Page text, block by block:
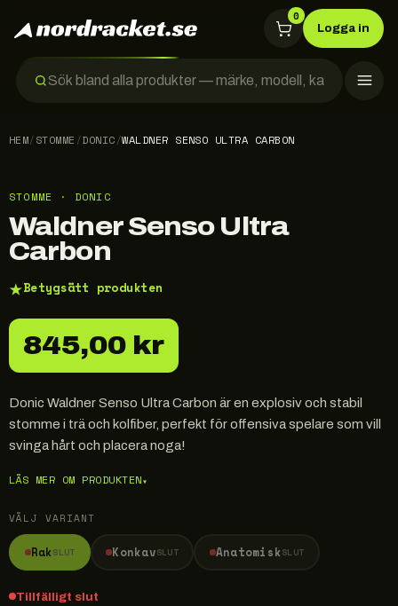
0
Logga in
HEM/STOMME /DONIC/WALDNER SENSO ULTRA CARBON
STOMME · DONIC
Waldner Senso Ultra
Carbon
★Betygsätt produkten
845,00 kr
Donic Waldner Senso Ultra Carbon är en explosiv och stabil
stomme i trä och kolfiber, perfekt för offensiva spelare som vill
svinga hårt och placera noga!
LÄS MER OM PRODUKTEN▾
VÄLJ VARIANT
RakSLUT KonkavSLUT AnatomiskSLUT
Tillfälligt slut